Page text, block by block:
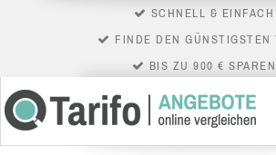
SCHNELL & EINFACH
FINDE DEN GÜNSTIGSTEN
BIS ZU 900 € SPAREN